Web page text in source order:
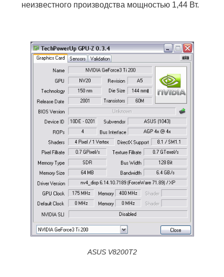
неизвестного производства мощностью 1,44 Вт.
ASUS V8200T2